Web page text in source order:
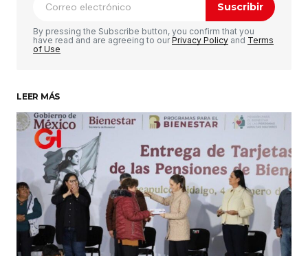
Comentario *
Su nombre*
Tu correo electrónico*
Guardar mi nombre, correo electrónico y sitio
web en este navegador para la próxima vez que
haga un comentario.
Suscribir
By pressing the Subscribe button, you confirm that you
have read and are agreeing to ourPrivacy Policy and Terms
of Use
LEER MÁS